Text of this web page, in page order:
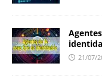
21/07/